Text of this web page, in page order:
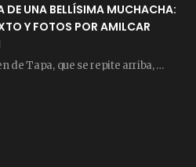
DE UNA BELLÍSIMA MUCHACHA:
Y FOTOS POR AMILCAR
(La imagen de Tapa, que se repite arriba, fue compuesta por Amilcar Moretti el viernes…